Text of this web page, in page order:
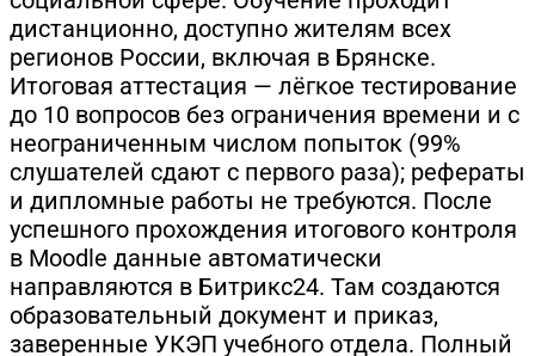
дистанционно, доступно жителям всех
регионов России, включая в Брянске.
Итоговая аттестация — лёгкое тестирование
до 10 вопросов без ограничения времени и с
неограниченным числом попыток (99%
слушателей сдают с первого раза); рефераты
и дипломные работы не требуются. После
успешного прохождения итогового контроля
в Moodle данные автоматически
направляются в Битрикс24. Там создаются
образовательный документ и приказ,
заверенные УКЭП учебного отдела. Полный